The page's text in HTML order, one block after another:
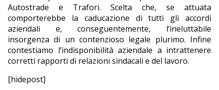
Autostrade e Trafori. Scelta che, se attuata
comporterebbe la caducazione di tutti gli accordi
aziendali e, conseguentemente, l’ineluttabile
insorgenza di un contenzioso legale plurimo. Infine
contestiamo l’indisponibilità aziendale a intrattenere
corretti rapporti di relazioni sindacali e del lavoro.
[hidepost]